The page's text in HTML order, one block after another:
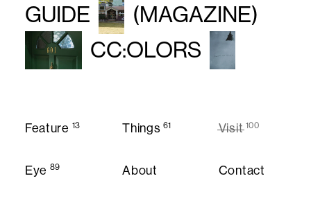
GUIDE
(MAGAZINE)
CC:OLORS
Feature 13
Things 61
Visit 100
Eye 89
About
Contact